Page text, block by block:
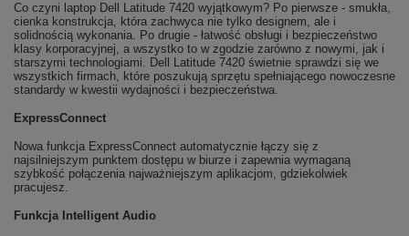
Co czyni laptop Dell Latitude 7420 wyjątkowym? Po pierwsze - smukła,
cienka konstrukcja, która zachwyca nie tylko designem, ale i
solidnością wykonania. Po drugie - łatwość obsługi i bezpieczeństwo
klasy korporacyjnej, a wszystko to w zgodzie zarówno z nowymi, jak i
starszymi technologiami. Dell Latitude 7420 świetnie sprawdzi się we
wszystkich firmach, które poszukują sprzętu spełniającego nowoczesne
standardy w kwestii wydajności i bezpieczeństwa.
ExpressConnect
Nowa funkcja ExpressConnect automatycznie łączy się z
najsilniejszym punktem dostępu w biurze i zapewnia wymaganą
szybkość połączenia najważniejszym aplikacjom, gdziekolwiek
pracujesz.
Funkcja Intelligent Audio